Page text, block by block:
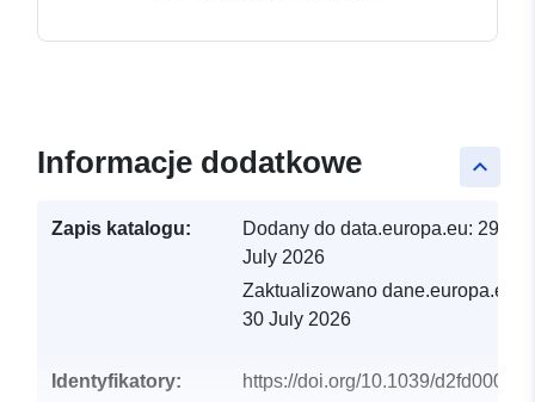
keyboard_arrow_up
Informacje dodatkowe
Zapis katalogu: Dodany do data.europa.eu: 29
July 2026
Zaktualizowano dane.europa.eu:
30 July 2026
Identyfikatory: https://doi.org/10.1039/d2fd00085g